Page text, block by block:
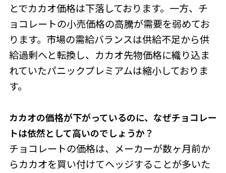
とでカカオ価格は下落しております。一方、チ
ョコレートの小売価格の高騰が需要を弱めてお
ります。市場の需給バランスは供給不足から供
給過剰へと転換し、カカオ先物価格に織り込ま
れていたパニックプレミアムは縮小しておりま
す。
カカオの価格が下がっているのに、 なぜチョコレー
トは依然として高いのでしょうか？
チョコレートの価格は、メーカーが数ヶ月前か
らカカオを買い付けてヘッジすることが多いた